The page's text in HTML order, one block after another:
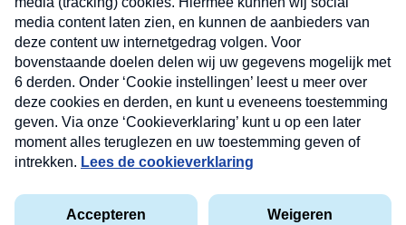
Privacyverklaring
Cookieverklaring
Nieuwsbrief
Neem hier een gratis abonnement op onze
nieuwsbrief. Elke vrijdag- en dinsdagochtend in uw